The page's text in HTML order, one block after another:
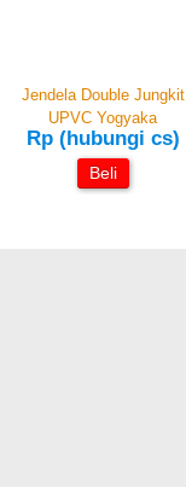
Jendela Double Jungkit
UPVC Yogyaka
Rp (hubungi cs)
Beli